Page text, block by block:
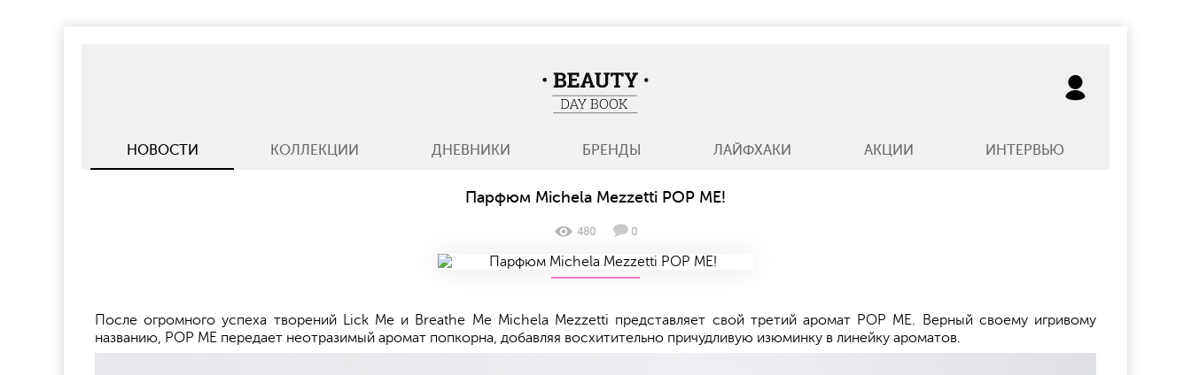
НОВОСТИ КОЛЛЕКЦИИ ДНЕВНИКИ БРЕНДЫ ЛАЙФХАКИ АКЦИИ ИНТЕРВЬЮ
BeautyDayBook
Парфюм Michela Mezzetti POP ME!
480 0
После огромного успеха творений Lick Me и Breathe Me Michela Mezzetti представляет свой третий аромат POP ME. Верный своему игривому
названию, POP ME передает неотразимый аромат попкорна, добавляя восхитительно причудливую изюминку в линейку ароматов.